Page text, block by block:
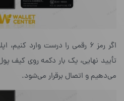
اگر رمز ۶ رقمی را درست وارد
تأیید نهایی، یک بار دکمه‌ روی کیف
می‌دهیم و اتصال برقرار می‌شود.